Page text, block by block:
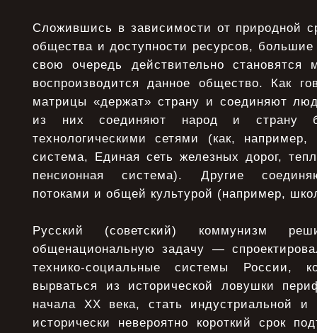
Сложившись в зависимости от природной
общества и доступности ресурсов,
свою очередь действительно становятся
воспроизводится данное общество. Как
матрицы «держат» страну и соединяют
из них соединяют народ и страну
технологическими сетями (как, например,
система, Единая сеть железных дорог,
пенсионная система). Другие
потоками и общей культурой (например,
Русский (советский) коммунизм
общенациональную задачу —
технико-социальные системы России,
вырваться из исторической ловушки
начала XX века, стать индустриальной
исторически невероятно короткий срок